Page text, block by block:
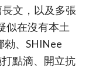
文，以及多張
似在沒有本土
勑、SHINee
點滴、開立抗